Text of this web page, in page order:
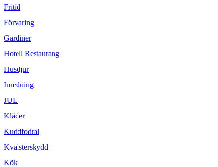
Fritid
Förvaring
Gardiner
Hotell Restaurang
Husdjur
Inredning
JUL
Kläder
Kuddfodral
Kvalsterskydd
Kök